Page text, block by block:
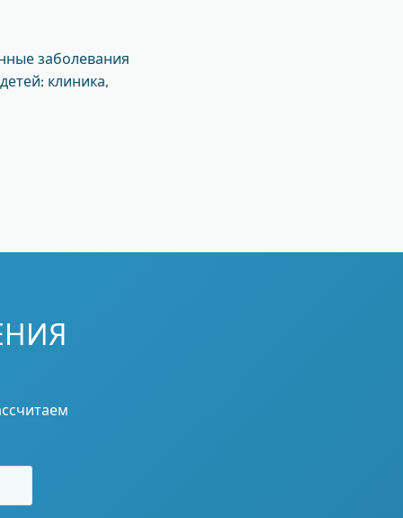
заболевания
клиника,